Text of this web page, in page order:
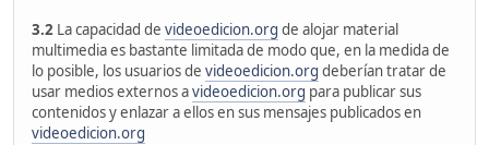
3.2 La capacidad de videoedicion.org de alojar material
multimedia es bastante limitada de modo que, en la medida de
lo posible, los usuarios de videoedicion.org deberían tratar de
usar medios externos avideoedicion.org para publicar sus
contenidos y enlazar a ellos en sus mensajes publicados en
videoedicion.org